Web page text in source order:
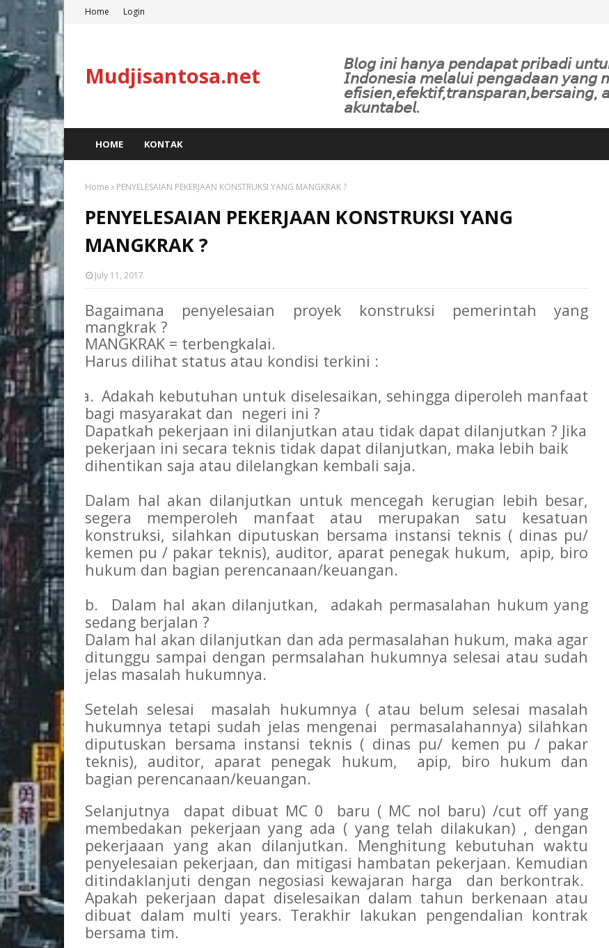
Home Login
Mudjisantosa.net 𝘉𝘭𝘰𝘨 𝘪𝘯𝘪 𝘩𝘢𝘯𝘺𝘢 𝘱𝘦𝘯𝘥𝘢𝘱𝘢𝘵 𝘱𝘳𝘪𝘣𝘢𝘥𝘪
𝘐𝘯𝘥𝘰𝘯𝘦𝘴𝘪𝘢 𝘮𝘦𝘭𝘢𝘭𝘶𝘪 𝘱𝘦𝘯𝘨𝘢𝘥𝘢𝘢𝘯 𝘺𝘢𝘯𝘨
𝘦𝘧𝘪𝘴𝘪𝘦𝘯,𝘦𝘧𝘦𝘬𝘵𝘪𝘧,𝘵𝘳𝘢𝘯𝘴𝘱𝘢𝘳𝘢𝘯,𝘣𝘦𝘳𝘴𝘢𝘪𝘯𝘨,
𝘢𝘬𝘶𝘯𝘵𝘢𝘣𝘦𝘭.
HOME KONTAK
Home PENYELESAIAN PEKERJAAN KONSTRUKSI YANG MANGKRAK ?
PENYELESAIAN PEKERJAAN KONSTRUKSI YANG
MANGKRAK ?
July 11, 2017
Bagaimana penyelesaian proyek konstruksi pemerintah yang
mangkrak ?
MANGKRAK = terbengkalai.
Harus dilihat status atau kondisi terkini :
a. Adakah kebutuhan untuk diselesaikan, sehingga diperoleh manfaat
bagi masyarakat dan negeri ini ?
Dapatkah pekerjaan ini dilanjutkan atau tidak dapat dilanjutkan ? Jika
pekerjaan ini secara teknis tidak dapat dilanjutkan, maka lebih baik
dihentikan saja atau dilelangkan kembali saja.
Dalam hal akan dilanjutkan untuk mencegah kerugian lebih besar,
segera memperoleh manfaat atau merupakan satu kesatuan
konstruksi, silahkan diputuskan bersama instansi teknis ( dinas pu/
kemen pu / pakar teknis), auditor, aparat penegak hukum, apip, biro
hukum dan bagian perencanaan/keuangan.
b.
Dalam hal akan dilanjutkan, adakah permasalahan hukum yang
sedang berjalan ?
Dalam hal akan dilanjutkan dan ada permasalahan hukum, maka agar
ditunggu sampai dengan permsalahan hukumnya selesai atau sudah
jelas masalah hukumnya.
Setelah selesai masalah hukumnya ( atau belum selesai masalah
hukumnya tetapi sudah jelas mengenai permasalahannya) silahkan
diputuskan bersama instansi teknis ( dinas pu/ kemen pu / pakar
teknis), auditor, aparat penegak hukum, apip, biro hukum dan
bagian perencanaan/keuangan.
Selanjutnya dapat dibuat MC 0 baru ( MC nol baru) /cut off yang
membedakan pekerjaan yang ada ( yang telah dilakukan) , dengan
pekerjaaan yang akan dilanjutkan. Menghitung kebutuhan waktu
penyelesaian pekerjaan, dan mitigasi hambatan pekerjaan. Kemudian
ditindaklanjuti dengan negosiasi kewajaran harga dan berkontrak.
Apakah pekerjaan dapat diselesaikan dalam tahun berkenaan atau
dibuat dalam multi years. Terakhir lakukan pengendalian kontrak
bersama tim.